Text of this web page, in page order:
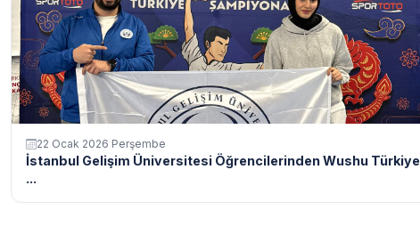
22 Ocak 2026 Perşembe
İstanbul Gelişim Üniversitesi Öğrencilerinden Wushu Türkiye
...